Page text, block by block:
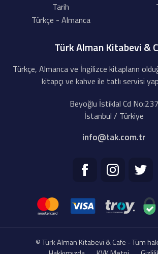
Tarih
Türkçe - Almanca
Türk Alman Kitabevi &
Türkçe, Almanca ve İngilizce kitapların
kitapçı ve kahve ile tatlı servisi
Beyoğlu İstiklal Cd No:237
İstanbul / Türkiye
info@tak.com.tr
© Türk Alman Kitabevi & Cafe - Tüm